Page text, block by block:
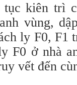
kiên trì
vùng,
ly F0, F1
F0 ở nhà
vết đến